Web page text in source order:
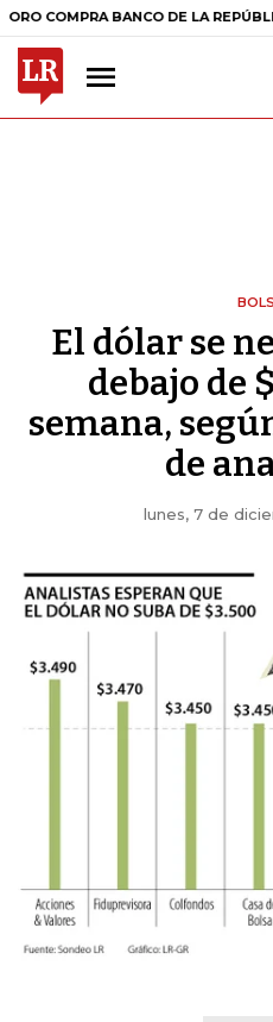
BANCO DE LA REPÚBLICA $
El dólar se
debajo de
semana,
de
lunes, 7 de